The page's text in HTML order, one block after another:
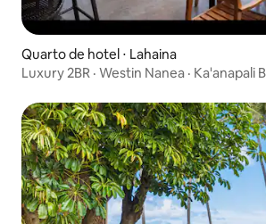
Quarto de hotel ⋅ Lahaina
Luxury 2BR · Westin Nanea · Ka'anapali